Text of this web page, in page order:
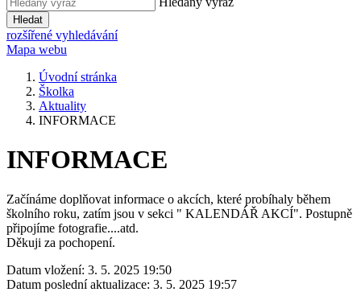
Hledat
rozšířené vyhledávání
Mapa webu
Úvodní stránka
Školka
Aktuality
INFORMACE
INFORMACE
Začínáme doplňovat informace o akcích, které probíhaly během
školního roku, zatím jsou v sekci " KALENDÁŘ AKCÍ". Postupně
připojíme fotografie....atd.
Děkuji za pochopení.
Datum vložení: 3. 5. 2025 19:50
Datum poslední aktualizace: 3. 5. 2025 19:57